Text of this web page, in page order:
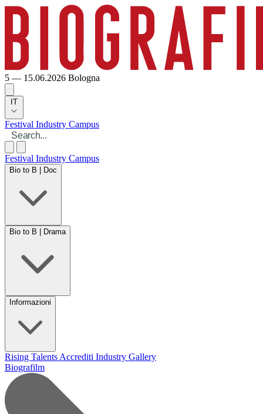
5 — 15.06.2026 Bologna
IT
Festival Industry Campus
Festival Industry Campus
Bio to B | Doc
Bio to B | Drama
Informazioni
Rising Talents Accrediti Industry Gallery
Biografilm